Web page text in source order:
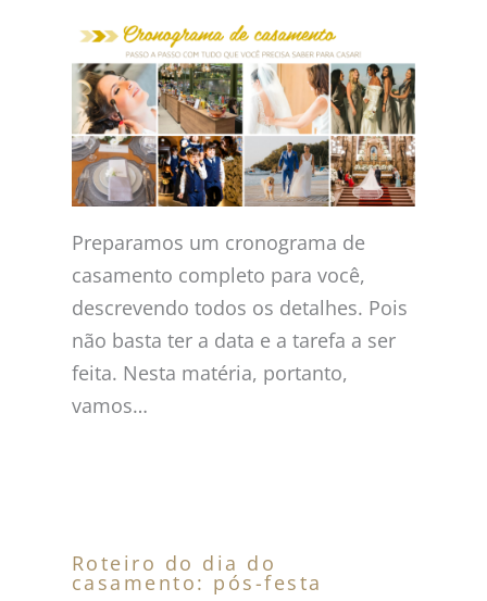
Preparamos um cronograma de
casamento completo para você,
descrevendo todos os detalhes. Pois
não basta ter a data e a tarefa a ser
feita. Nesta matéria, portanto,
vamos…
Roteiro do dia do
casamento: pós-festa